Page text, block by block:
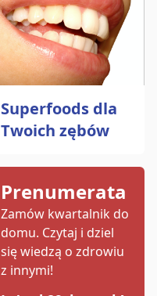
Superfoods dla
Twoich zębów
Prenumerata
Zamów kwartalnik do
domu. Czytaj i dziel
się wiedzą o zdrowiu
z innymi!